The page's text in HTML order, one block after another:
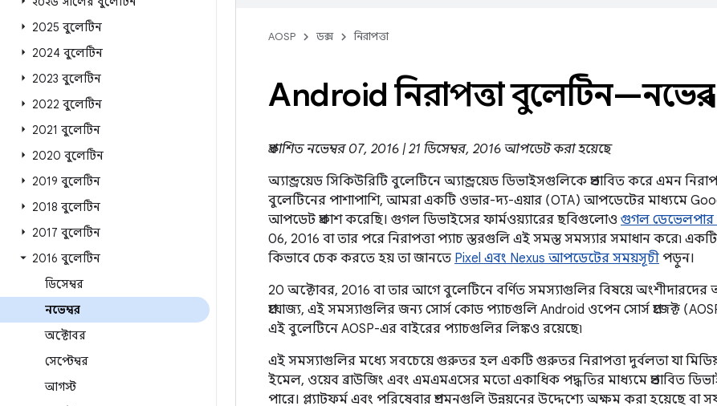
2025 বুলেটিন
2024 বুলেটিন
2023 বুলেটিন
2022 বুলেটিন
2021 বুলেটিন
2020 বুলেটিন
2019 বুলেটিন
2018 বুলেটিন
2017 বুলেটিন
2016 বুলেটিন
ডিসেম্বর
নভেম্বর
অক্টোবর
সেপ্টেম্বর
আগস্ট
AOSP ডক্স নিরাপত্তা
Android নিরাপত্তা
প্রকাশিত নভেম্বর 07, 2016 | 21 ডিসেম্বর, 2016 আপডেট করা হয়েছে
অ্যান্ড্রয়েড সিকিউরিটি বুলেটিনে অ্যান্ড্রয়েড ডিভাইসগুলিকে প্রভাবিত করে এমন
বুলেটিনের পাশাপাশি, আমরা একটি ওভার-দ্য-এয়ার (OTA) আপডেটের মাধ্যমে
আপডেট প্রকাশ করেছি। গুগল ডিভাইসের ফার্মওয়্যারের ছবিগুলোও গুগল ডেভেলপার
06, 2016 বা তার পরে নিরাপত্তা প্যাচ স্তরগুলি এই সমস্ত সমস্যার সমাধান করে৷ একটি
কিভাবে চেক করতে হয় তা জানতে Pixel এবং Nexus আপডেটের সময়সূচী পড়ুন।
20 অক্টোবর, 2016 বা তার আগে বুলেটিনে বর্ণিত সমস্যাগুলির বিষয়ে অংশীদারদের
প্রযোজ্য, এই সমস্যাগুলির জন্য সোর্স কোড প্যাচগুলি Android ওপেন সোর্স প্রজেক্ট
এই বুলেটিনে AOSP-এর বাইরের প্যাচগুলির লিঙ্কও রয়েছে৷
এই সমস্যাগুলির মধ্যে সবচেয়ে গুরুতর হল একটি গুরুতর নিরাপত্তা দুর্বলতা যা
ইমেল, ওয়েব ব্রাউজিং এবং এমএমএসের মতো একাধিক পদ্ধতির মাধ্যমে প্রভাবিত
পারে। প্ল্যাটফর্ম এবং পরিষেবার প্রশমনগুলি উন্নয়নের উদ্দেশ্যে অক্ষম করা হয়েছে